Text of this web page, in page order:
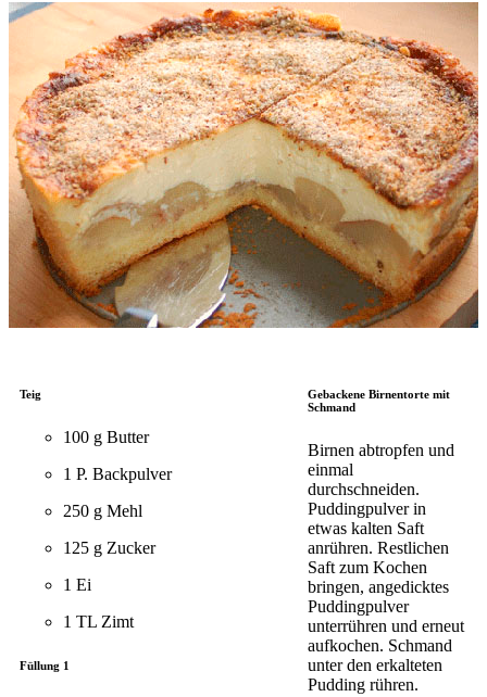
Teig
100 g Butter
1 P. Backpulver
250 g Mehl
125 g Zucker
1 Ei
1 TL Zimt
Füllung 1
Gebackene Birnentorte mit
Schmand
Birnen abtropfen und
einmal
durchschneiden.
Puddingpulver in
etwas kalten Saft
anrühren. Restlichen
Saft zum Kochen
bringen, angedicktes
Puddingpulver
unterrühren und erneut
aufkochen. Schmand
unter den erkalteten
Pudding rühren.